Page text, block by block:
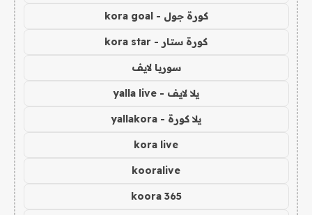
كورة جول - kora goal
كورة ستار - kora star
سوريا لايف
يلا لايف - yalla live
يلا كورة - yallakora
kora live
kooralive
koora 365